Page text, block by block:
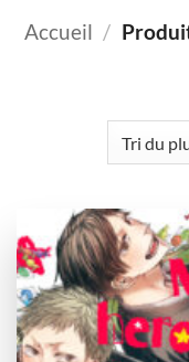
Accueil /